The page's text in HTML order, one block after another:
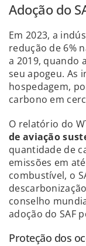
Adoção do
Em 2023, a
redução de 6%
a 2019, quando
seu apogeu. As
hospedagem,
carbono em
O relatório do
de aviação
quantidade de
emissões em
combustível, o
conselho
adoção do SAF
Proteção dos